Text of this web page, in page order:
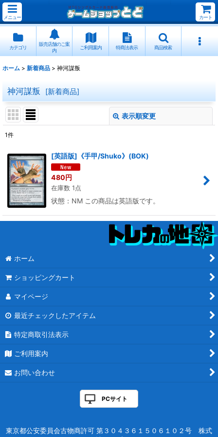
メニュー カート
カテゴリ
販売店舗のご案
内
ご利用案内 特商法表示 商品検索
ホーム > 新着商品 > 神河謀叛
神河謀叛 [新着商品]
表示順変更
並び順:
絞り込む
1件
[英語版]《手甲/Shuko》(BOK)
480円
在庫数 1点
状態：NM この商品は英語版です。
ホーム
ショッピングカート
マイページ
最近チェックしたアイテム
特定商取引法表示
ご利用案内
お問い合わせ
PCサイト
東京都公安委員会古物商許可 第３０４３６１５０６１０２号 株式